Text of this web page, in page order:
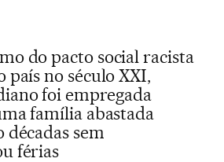
do pacto social racista
país no século XXI,
foi empregada
família abastada
sem
férias